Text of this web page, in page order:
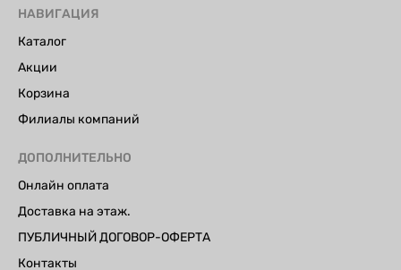
НАВИГАЦИЯ
Каталог
Акции
Корзина
Филиалы компаний
ДОПОЛНИТЕЛЬНО
Онлайн оплата
Доставка на этаж.
ПУБЛИЧНЫЙ ДОГОВОР-ОФЕРТА
Контакты